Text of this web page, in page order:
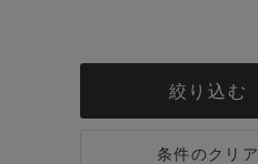
絞り込む
条件のクリア